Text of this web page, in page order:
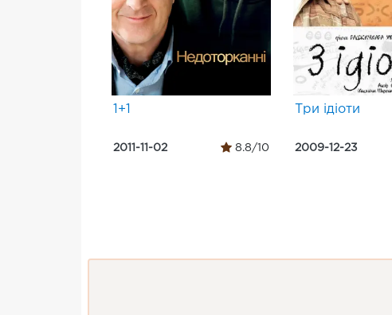
1+1
2011-11-02 8.8/10
Три ідіоти
2009-12-23